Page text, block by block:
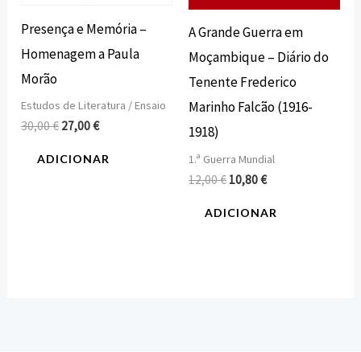
Presença e Memória –
Homenagem a Paula
Morão
Estudos de Literatura / Ensaio
30,00€ 27,00€
ADICIONAR
A Grande Guerra em
Moçambique – Diário do
Tenente Frederico
Marinho Falcão (1916-
1918)
1.ª Guerra Mundial
12,00€ 10,80€
ADICIONAR